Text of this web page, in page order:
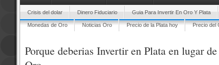
Crisis del dolar Dinero Fiduciario Guia Para Invertir En Oro Y Plata
Monedas de Oro Noticias Oro Precio de la Plata hoy Precio del
Porque deberias Invertir en Plata en lugar